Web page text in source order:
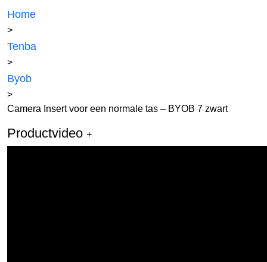
Home
>
Tenba
>
Byob
>
Camera Insert voor een normale tas – BYOB 7 zwart
Productvideo +